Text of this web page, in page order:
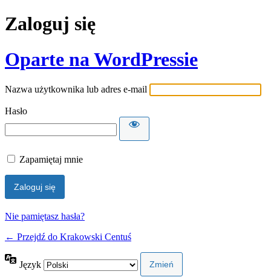
Zaloguj się
Oparte na WordPressie
Nazwa użytkownika lub adres e-mail
Hasło
Zapamiętaj mnie
Nie pamiętasz hasła?
← Przejdź do Krakowski Centuś
Język